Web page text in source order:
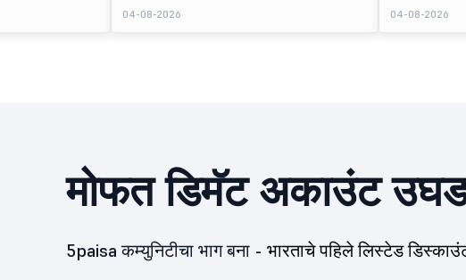
of tech listings is
market.
शेअर्सवर 30.52 कोटी शेअर्ससाठी बिड प्राप्त झाली.
04-08-2026
16.35 लाख शेअर्सवर
04-08-2026
मोफत डिमॅट अकाउंट
5paisa कम्युनिटीचा भाग बना - भारताचे पहिले लिस्टेड